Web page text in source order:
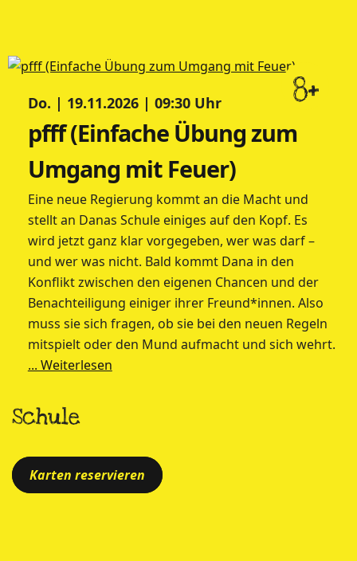
8+
Do. | 19.11.2026 | 09:30 Uhr
pfff (Einfache Übung zum
Umgang mit Feuer)
Eine neue Regierung kommt an die Macht und
stellt an Danas Schule einiges auf den Kopf. Es
wird jetzt ganz klar vorgegeben, wer was darf –
und wer was nicht. Bald kommt Dana in den
Konflikt zwischen den eigenen Chancen und der
Benachteiligung einiger ihrer Freund*innen. Also
muss sie sich fragen, ob sie bei den neuen Regeln
mitspielt oder den Mund aufmacht und sich wehrt.
... Weiterlesen
Schule
Karten reservieren